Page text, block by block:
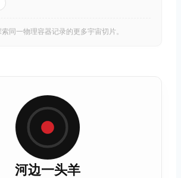
同一物理容器记录的更多宇宙切片。
河边一头羊